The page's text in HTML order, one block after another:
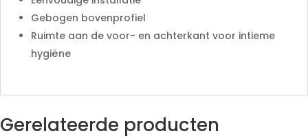
Gebogen bovenprofiel
Ruimte aan de voor- en achterkant voor intieme
hygiëne
Gerelateerde producten